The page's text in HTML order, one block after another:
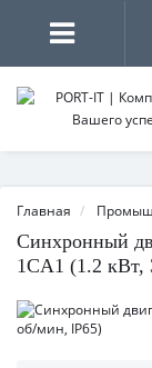
Главная
Синхронный
1CA1 (1.2 кВт,